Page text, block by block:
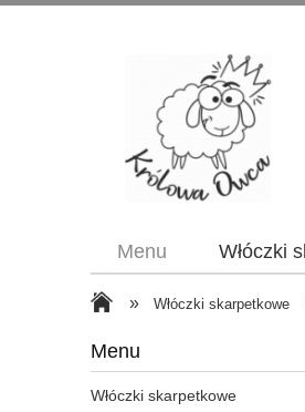
Menu Włóczki
» Włóczki skarpetkowe
Menu
Włóczki skarpetkowe